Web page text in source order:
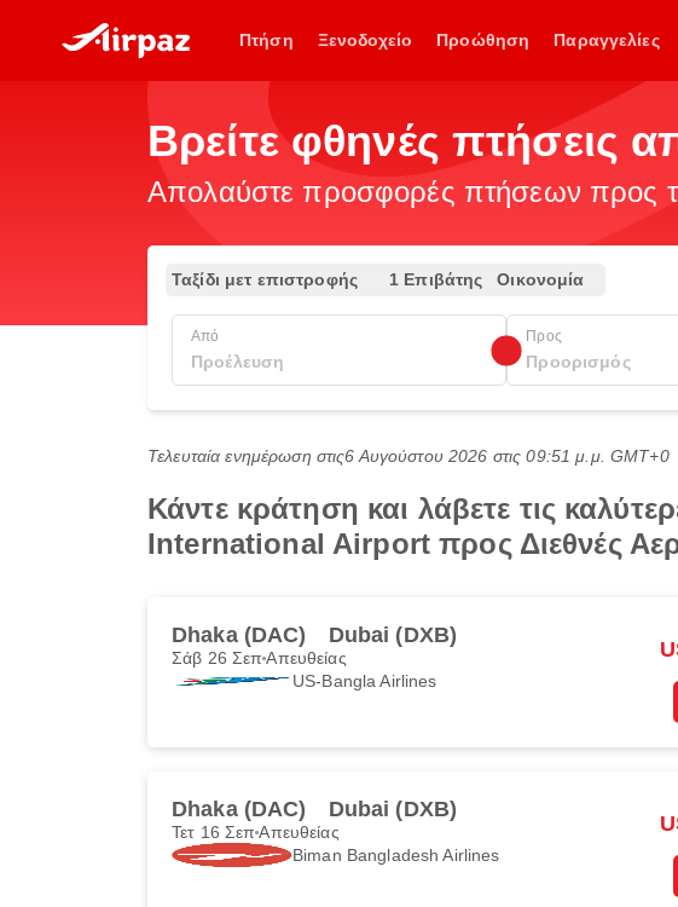
Πτήση Ξενοδοχείο Προώθηση Παραγγελίες
Βρείτε φθηνές πτήσεις
Απολαύστε προσφορές πτήσεων προς
Ταξίδι μετ επιστροφής 1 Επιβάτης Οικονομία
Από Προς
Τελευταία ενημέρωση στις6 Αυγούστου 2026 στις 09:51 μ.μ. GMT+0
Κάντε κράτηση και λάβετε τις
International Airport προς Διεθνές
Dhaka (DAC) Dubai (DXB)
Σάβ 26 ΣεπΑπευθείας
US-Bangla Airlines
Dhaka (DAC) Dubai (DXB)
Τετ 16 ΣεπΑπευθείας
Biman Bangladesh Airlines